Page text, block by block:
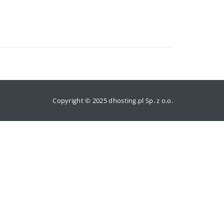
Copyright © 2025 dhosting.pl Sp. z o.o.